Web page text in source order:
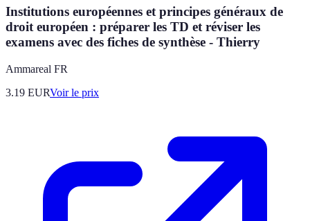
Institutions européennes et principes généraux de
droit européen : préparer les TD et réviser les
examens avec des fiches de synthèse - Thierry
Ammareal FR
3.19 EURVoir le prix